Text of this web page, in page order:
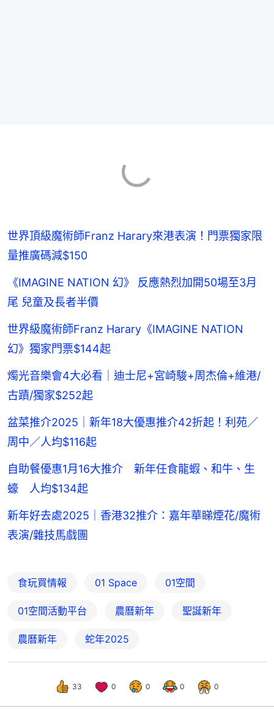
世界頂級魔術師Franz Harary來港表演！門票獨家限
量推廣碼減$150
《IMAGINE NATION 幻》 反應熱烈加開50場至3月
尾 兒童及長者半價
世界級魔術師Franz Harary《IMAGINE NATION
幻》獨家門票$144起
燭光音樂會4大必看｜迪士尼+宮崎駿+周杰倫+維港/
古蹟/獨家$252起
盆菜推介2025｜新年18大優惠推介42折起！利苑／
周中／人均$116起
自助餐優惠1月16大推介 新年任食龍蝦、和牛、生
蠔 人均$134起
新年好去處2025｜香港32推介：嘉年華睇煙花/魔術
表演/雜技馬戲團
食玩買情報 01 Space 01空間
01空間活動平台 農曆新年 聖誕新年
農曆新年 蛇年2025
33 0 0 0 0